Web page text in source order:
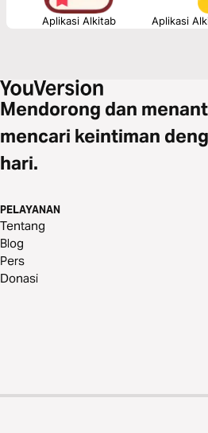
Aplikasi Alkitab Aplikasi
Mendorong dan
mencari keintiman
hari.
PELAYANAN
Tentang
Blog
Pers
Donasi